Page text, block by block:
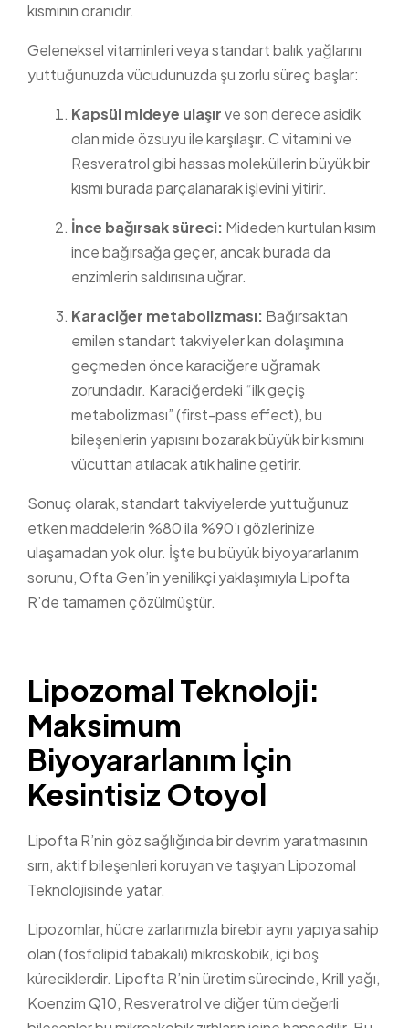
kısmının oranıdır.
Geleneksel vitaminleri veya standart balık yağlarını
yuttuğunuzda vücudunuzda şu zorlu süreç başlar:
Kapsül mideye ulaşırve son derece asidik
olan mide özsuyu ile karşılaşır. C vitamini ve
Resveratrol gibi hassas moleküllerin büyük bir
kısmı burada parçalanarak işlevini yitirir.
İnce bağırsak süreci: Mideden kurtulan kısım
ince bağırsağa geçer, ancak burada da
enzimlerin saldırısına uğrar.
Karaciğer metabolizması: Bağırsaktan
emilen standart takviyeler kan dolaşımına
geçmeden önce karaciğere uğramak
zorundadır. Karaciğerdeki “ilk geçiş
metabolizması” (first-pass effect), bu
bileşenlerin yapısını bozarak büyük bir kısmını
vücuttan atılacak atık haline getirir.
Sonuç olarak, standart takviyelerde yuttuğunuz
etken maddelerin %80 ila %90’ı gözlerinize
ulaşamadan yok olur. İşte bu büyük biyoyararlanım
sorunu, Ofta Gen’in yenilikçi yaklaşımıyla Lipofta
R’de tamamen çözülmüştür.
Lipozomal Teknoloji:
Maksimum
Biyoyararlanım İçin
Kesintisiz Otoyol
Lipofta R’nin göz sağlığında bir devrim yaratmasının
sırrı, aktif bileşenleri koruyan ve taşıyan Lipozomal
Teknolojisinde yatar.
Lipozomlar, hücre zarlarımızla birebir aynı yapıya sahip
olan (fosfolipid tabakalı) mikroskobik, içi boş
küreciklerdir. Lipofta R’nin üretim sürecinde, Krill yağı,
Koenzim Q10, Resveratrol ve diğer tüm değerli